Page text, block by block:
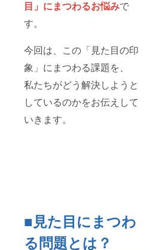
目」にまつわるお悩みで
す。
今回は、この「見た目の印
象」にまつわる課題を、
私たちがどう解決しようと
しているのかをお伝えして
いきます。
■見た目にまつわ
る問題とは？